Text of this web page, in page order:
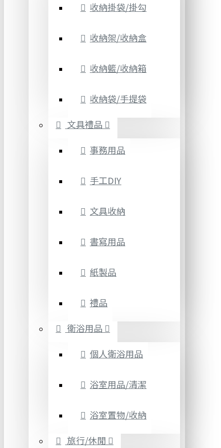
收納掛袋/掛勾
收納架/收納盒
收納籃/收納箱
收納袋/手提袋
文具禮品
事務用品
手工DIY
文具收納
書寫用品
紙製品
禮品
衛浴用品
個人衛浴用品
浴室用品/清潔
浴室置物/收納
旅行/休閒